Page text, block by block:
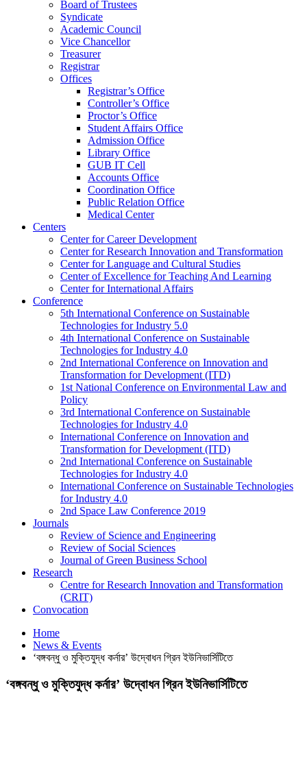
Board of Trustees
Syndicate
Academic Council
Vice Chancellor
Treasurer
Registrar
Offices
Registrar’s Office
Controller’s Office
Proctor’s Office
Student Affairs Office
Admission Office
Library Office
GUB IT Cell
Accounts Office
Coordination Office
Public Relation Office
Medical Center
Centers
Center for Career Development
Center for Research Innovation and Transformation
Center for Language and Cultural Studies
Center of Excellence for Teaching And Learning
Center for International Affairs
Conference
5th International Conference on Sustainable
Technologies for Industry 5.0
4th International Conference on Sustainable
Technologies for Industry 4.0
2nd International Conference on Innovation and
Transformation for Development (ITD)
1st National Conference on Environmental Law and
Policy
3rd International Conference on Sustainable
Technologies for Industry 4.0
International Conference on Innovation and
Transformation for Development (ITD)
2nd International Conference on Sustainable
Technologies for Industry 4.0
International Conference on Sustainable Technologies
for Industry 4.0
2nd Space Law Conference 2019
Journals
Review of Science and Engineering
Review of Social Sciences
Journal of Green Business School
Research
Centre for Research Innovation and Transformation
(CRIT)
Convocation
Home
News & Events
‘বঙ্গবন্ধু ও মুক্তিযুদ্ধ কর্নার’ উদ্বোধন গ্রিন ইউনিভার্সিটিতে
‘বঙ্গবন্ধু ও মুক্তিযুদ্ধ কর্নার’ উদ্বোধন গ্রিন ইউনিভার্সিটিতে